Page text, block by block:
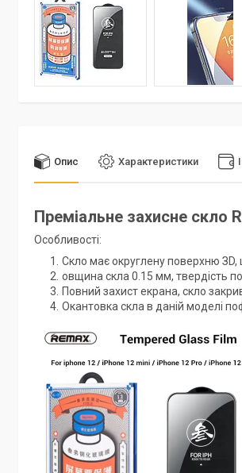
Опис Характеристики
Преміальне захисне скло
Особливості:
Скло має округлену поверхню
овщина скла 0.15 мм, твердість
Повний захист екрана, скло
Окантовка скла в даній моделі